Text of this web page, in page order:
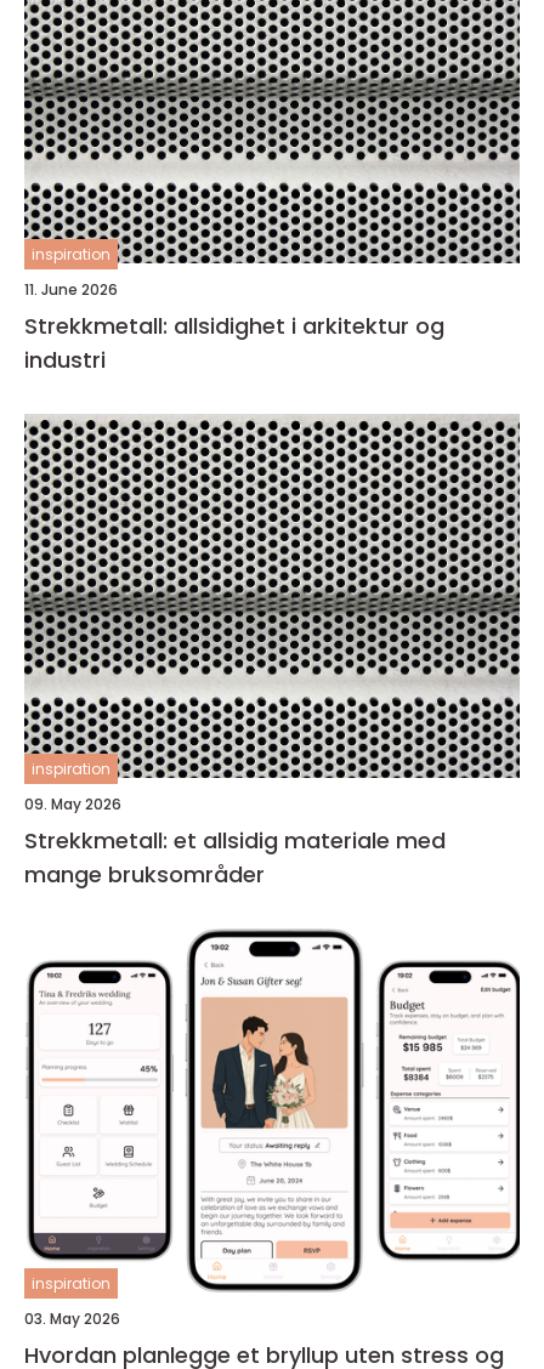
inspiration
11. June 2026
Strekkmetall: allsidighet i arkitektur og
industri
inspiration
09. May 2026
Strekkmetall: et allsidig materiale med
mange bruksområder
inspiration
03. May 2026
Hvordan planlegge et bryllup uten stress og